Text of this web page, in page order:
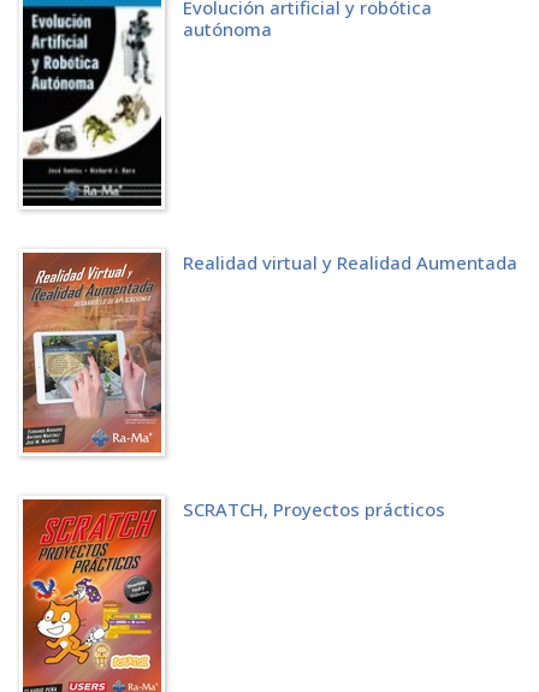
1.3.4 Secuenciación
1.3.5 Control de flujo
1.3.6 Variables
1.3.7 Sensibilidad a los contextos
1.3.8 Compartir y explorar proyectos
1.3.9 Prueba y depuración
1.4 ACTIVIDADES
1.4.1 Test de autoevaluación
1.4.2 Ejercicios prácticos
2.1 VERSIÓN ONLINE E INSTALABLE
2.2 PRIMEROS PASOS
2.2.1 Cómo acceder a la versión online
2.2.2 Cómo instalar la versión descargable
2.3 USO PRÁCTICO DE LA INTERFAZ EN SCRATCH 3
2.3.1 Escenario
2.3.2 Bloques y encaje de bloques
2.3.3 Objetos
2.3.4 Área de escritura de bloques
2.3.5 Barra de Menús
2.4 ACTIVIDADES
2.4.1 Test de autoevaluación
2.4.2 Ejercicios prácticos
CAPÍTULO 3. POSIBILIDADES DEL ESCENARIO
3.1 IMPORTANCIA DE LOS ESCENARIOS
3.2 ORGANIZACIÓN EN CAPAS
3.2.1 Uso básico de las capas
3.2.2 Controlar la superposición de objetos en el escenario
Evolución artificial y robótica
autónoma
Realidad virtual y Realidad Aumentada
SCRATCH, Proyectos prácticos